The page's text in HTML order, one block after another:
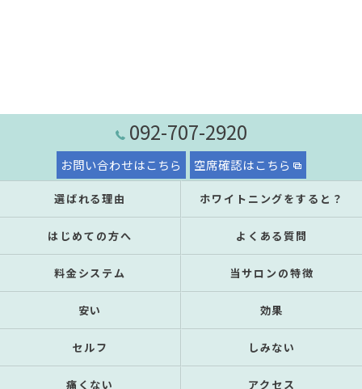
092-707-2920
お問い合わせはこちら 空席確認はこちら
選ばれる理由 ホワイトニングをすると？
はじめての方へ よくある質問
料金システム 当サロンの特徴
安い 効果
セルフ しみない
痛くない アクセス